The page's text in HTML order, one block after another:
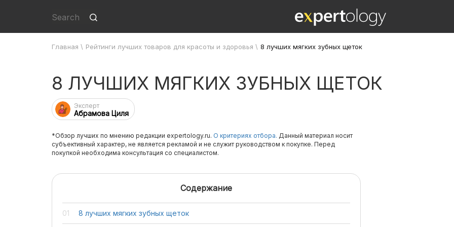
Главная \ Рейтинги лучших товаров для красоты и здоровья \ 8 лучших мягких зубных щеток
8 ЛУЧШИХ МЯГКИХ ЗУБНЫХ ЩЕТОК
Эксперт
Абрамова Циля
*Обзор лучших по мнению редакции expertology.ru. О критериях отбора. Данный материал носит
субъективный характер, не является рекламой и не служит руководством к покупке. Перед
покупкой необходима консультация со специалистом.
Содержание
8 лучших мягких зубных щеток